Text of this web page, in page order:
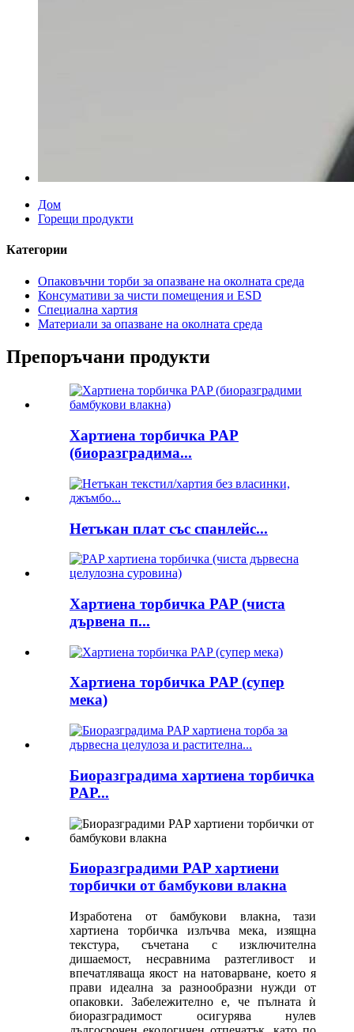
Дом
Горещи продукти
Категории
Опаковъчни торби за опазване на околната среда
Консумативи за чисти помещения и ESD
Специална хартия
Материали за опазване на околната среда
Препоръчани продукти
Хартиена торбичка PAP
(биоразградима...
Нетъкан плат със спанлейс...
Хартиена торбичка PAP (чиста
дървена п...
Хартиена торбичка PAP (супер
мека)
Биоразградима хартиена торбичка
PAP...
Биоразградими PAP хартиени
торбички от бамбукови влакна
Изработена от бамбукови влакна, тази
хартиена торбичка излъчва мека, изящна
текстура, съчетана с изключителна
дишаемост, несравнима разтегливост и
впечатляваща якост на натоварване, което я
прави идеална за разнообразни нужди от
опаковки. Забележително е, че пълната ѝ
биоразградимост осигурява нулев